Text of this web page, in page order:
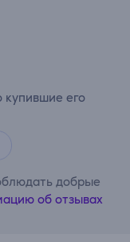
купившие его
добрые
об отзывах